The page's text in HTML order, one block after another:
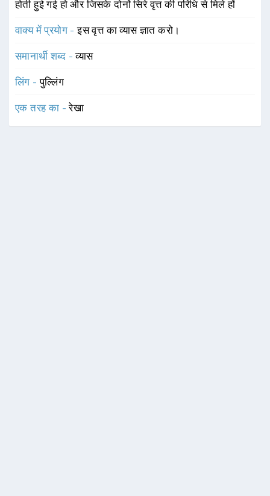
होती हुई गई हो और जिसके दोनों सिरे वृत्त की परिधि से मिले हों
वाक्य में प्रयोग -इस वृत्त का व्यास ज्ञात करो।
समानार्थी शब्द -व्यास
लिंग -पुल्लिंग
एक तरह का -रेखा